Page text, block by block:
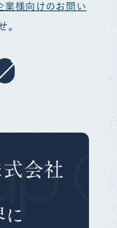
業様向けのお問い
。
式会社
に